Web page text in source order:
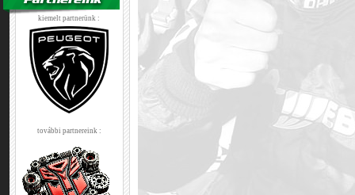
kiemelt partnerünk :
további partnereink :